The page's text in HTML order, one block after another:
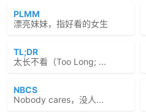
PLMM
漂亮妹妹，指好看的女生
TL;DR
太长不看（Too Long; ...
NBCS
Nobody cares，没人...